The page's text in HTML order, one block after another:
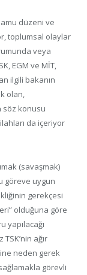
düzeni ve
toplumsal olaylar
veya
EGM ve MİT,
ilgili bakanın
olan,
söz konusu
da içeriyor
(savaşmak)
göreve uygun
gerekçesi
olduğuna göre
yapılacağı
ağır
neden gerek
görevli